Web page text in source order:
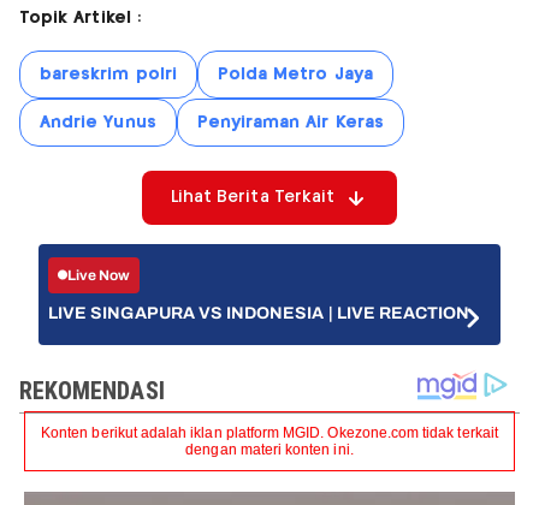
Topik Artikel :
bareskrim polri Polda Metro Jaya
Andrie Yunus Penyiraman Air Keras
Lihat Berita Terkait
Live Now
LIVE SINGAPURA VS INDONESIA | LIVE REACTION